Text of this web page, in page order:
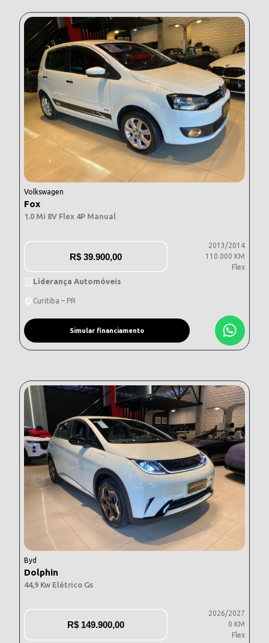
Volkswagen
Fox
1.0 Mi 8V Flex 4P Manual
R$ 39.900,00
2013/2014
110.000 KM
Flex
Liderança Automóveis
Curitiba – PR
Simular financiamento
Byd
Dolphin
44,9 Kw Elétrico Gs
R$ 149.900,00
2026/2027
0 KM
Flex